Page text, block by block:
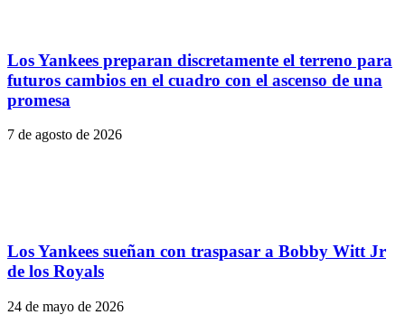
Los Yankees preparan discretamente el terreno para
futuros cambios en el cuadro con el ascenso de una
promesa
7 de agosto de 2026
Los Yankees sueñan con traspasar a Bobby Witt Jr
de los Royals
24 de mayo de 2026